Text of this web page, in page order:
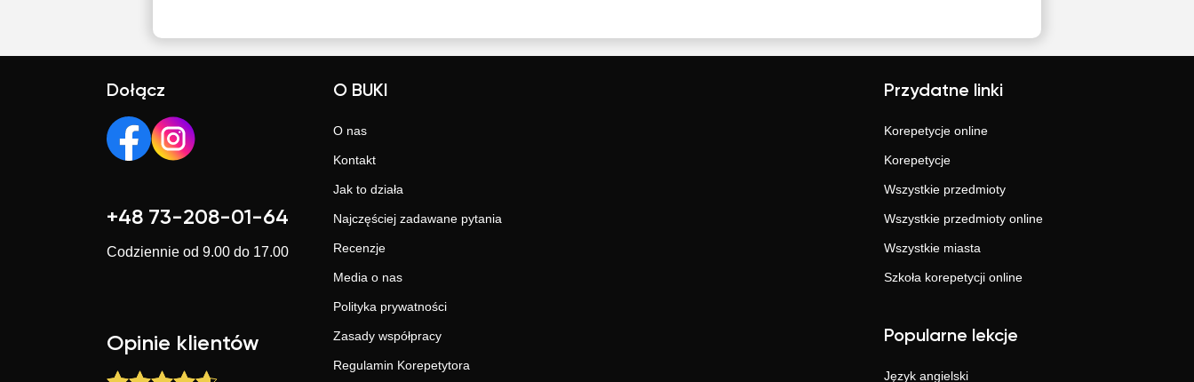
Dołącz
+48 73-208-01-64
Codziennie od 9.00 do 17.00
Opinie klientów
O BUKI
O nas
Kontakt
Jak to działa
Najczęściej zadawane pytania
Recenzje
Media o nas
Polityka prywatności
Zasady współpracy
Regulamin Korepetytora
Przydatne linki
Korepetycje online
Korepetycje
Wszystkie przedmioty
Wszystkie przedmioty online
Wszystkie miasta
Szkoła korepetycji online
Popularne lekcje
Język angielski